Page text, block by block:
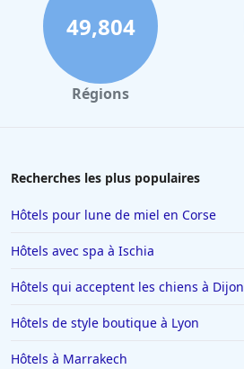
49,804
Régions
Recherches les plus populaires
Hôtels pour lune de miel en Corse
Hôtels avec spa à Ischia
Hôtels qui acceptent les chiens à Dijon
Hôtels de style boutique à Lyon
Hôtels à Marrakech